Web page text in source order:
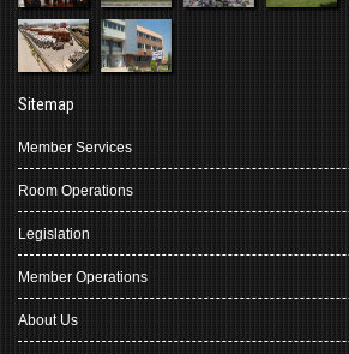
Sitemap
Member Services
Room Operations
Legislation
Member Operations
About Us